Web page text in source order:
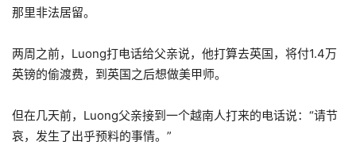
那里非法居留。
两周之前，Luong打电话给父亲说，他打算去英国，将付1.4万
英镑的偷渡费，到英国之后想做美甲师。
但在几天前，Luong父亲接到一个越南人打来的电话说：“请节
哀，发生了出乎预料的事情。”